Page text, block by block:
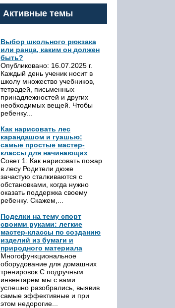
Активные темы
Выбор школьного рюкзака
или ранца, каким он должен
быть?
Опубликовано: 16.07.2025 г.
Каждый день ученик носит в
школу множество учебников,
тетрадей, письменных
принадлежностей и других
необходимых вещей. Чтобы
ребенку...
Как нарисовать лес
карандашом и гуашью:
самые простые мастер-
классы для начинающих
Совет 1: Как нарисовать пожар
в лесу Родители дюже
зачастую сталкиваются с
обстановками, когда нужно
оказать поддержка своему
ребенку. Скажем,...
Поделки на тему спорт
своими руками: легкие
мастер-классы по созданию
изделий из бумаги и
природного материала
Многофункциональное
оборудование для домашних
тренировок С подручным
инвентарем мы с вами
успешно разобрались, выявив
самые эффективные и при
этом недорогие...